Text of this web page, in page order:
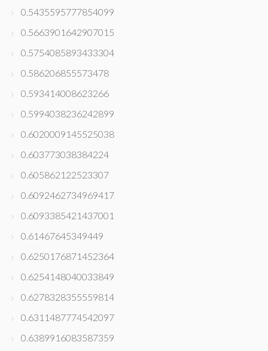
0.5435595777854099
0.5663901642907015
0.5754085893433304
0.586206855573478
0.593414008623266
0.5994038236242899
0.6020009145525038
0.603773038384224
0.605862122523307
0.6092462734969417
0.6093385421437001
0.61467645349449
0.6250176871452364
0.6254148040033849
0.6278328355559814
0.6311487774542097
0.6389916083587359